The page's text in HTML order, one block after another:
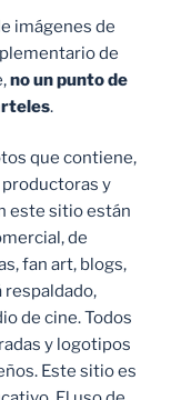
imágenes de
de
no un punto de
.
que contiene,
y
este sitio están
de
fan art, blogs,
respaldado,
de cine. Todos
y logotipos
Este sitio es